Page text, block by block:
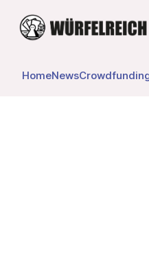
HomeNews